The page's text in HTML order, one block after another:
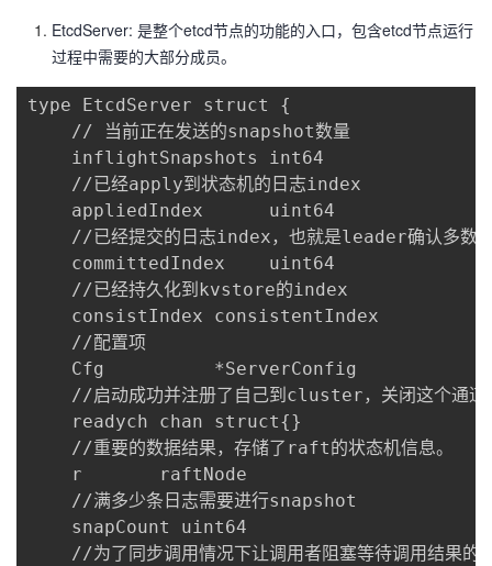
EtcdServer: 是整个etcd节点的功能的入口，包含etcd节点运行
过程中需要的大部分成员。
type EtcdServer struct {
// 当前正在发送的snapshot数量
inflightSnapshots int64
//已经apply到状态机的日志index
appliedIndex      uint64
//已经提交的日志index，也就是leader确认多数成
committedIndex    uint64
//已经持久化到kvstore的index
consistIndex consistentIndex
//配置项
Cfg          *ServerConfig
//启动成功并注册了自己到cluster，关闭这个通道
readych chan struct{}
//重要的数据结果，存储了raft的状态机信息。
r       raftNode
//满多少条日志需要进行snapshot
snapCount uint64
//为了同步调用情况下让调用者阻塞等待调用结果的